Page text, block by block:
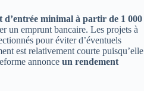
d’entrée minimal à partir de 1 000
un emprunt bancaire. Les projets à
pour éviter d’éventuels
est relativement courte puisqu’elle
annonce un rendement